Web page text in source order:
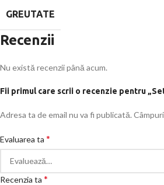
GREUTATE
Recenzii
Nu există recenzii până acum.
Fii primul care scrii o recenzie pentru
Adresa ta de email nu va fi publicată.
Evaluarea ta *
Recenzia ta *